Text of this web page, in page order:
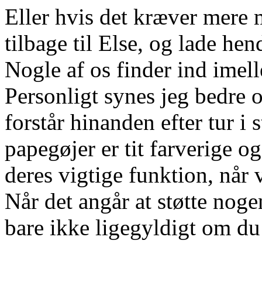
Eller hvis det kræver mere
tilbage til Else, og lade
Nogle af os finder ind
Personligt synes jeg bedre
forstår hinanden efter tur i
papegøjer er tit farverige
deres vigtige funktion, når
Når det angår at støtte
bare ikke ligegyldigt om